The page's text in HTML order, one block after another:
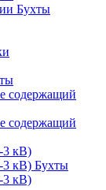
Бухты
содержащий
содержащий
3 кВ)
3 кВ) Бухты
3 кВ)